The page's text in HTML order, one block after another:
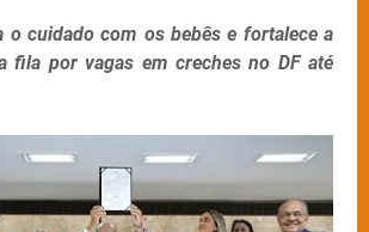
o cuidado com os bebês e fortalece a
fila por vagas em creches no DF até